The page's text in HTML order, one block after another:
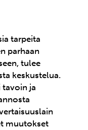
tarpeita
parhaan
tulee
keskustelua.
tavoin ja
muutokset